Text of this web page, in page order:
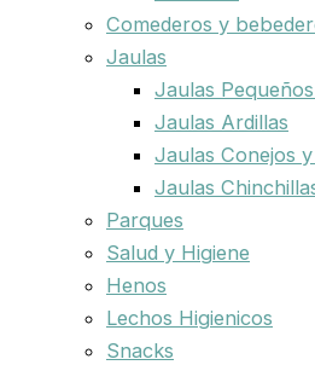
Comederos y
Jaulas
Jaulas
Jaulas Ardillas
Jaulas Conejos
Jaulas
Parques
Salud y Higiene
Henos
Lechos Higienicos
Snacks